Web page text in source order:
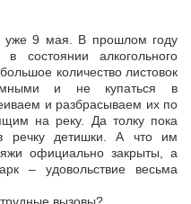
уже 9 мая. В прошлом году
состоянии алкогольного
количество листовок
и не купаться в
и разбрасываем их по
на реку. Да толку пока
речку детишки. А что им
официально закрыты, а
– удовольствие весьма